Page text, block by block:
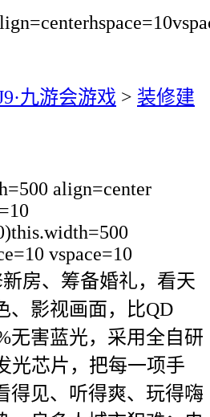
九游会游戏 > 装修建
align=center
vspace=10
房、筹备婚礼，看天
、影视画面，比QD
无害蓝光，采用全自研
光芯片，把每一项手
得见、听得爽、玩得嗨